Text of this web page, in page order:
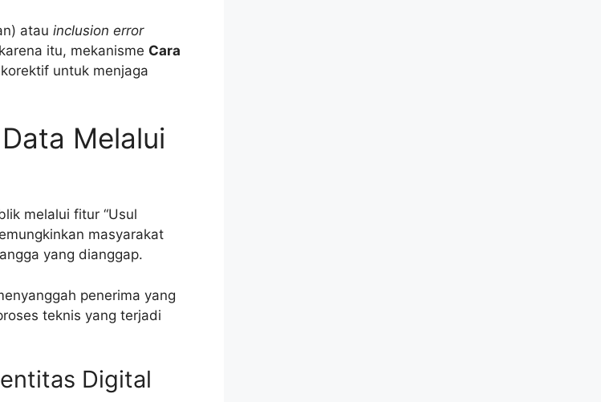
atau inclusion error
itu, mekanisme Cara
untuk menjaga
Melalui
melalui fitur “Usul
masyarakat
yang dianggap.
penerima yang
teknis yang terjadi
Digital